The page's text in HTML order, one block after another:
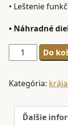
• Leštenie
• Náhradné
množstvo
Brúsenie
nožov
krájačov
kotúčové
Do
Kategória:
Ďalšie